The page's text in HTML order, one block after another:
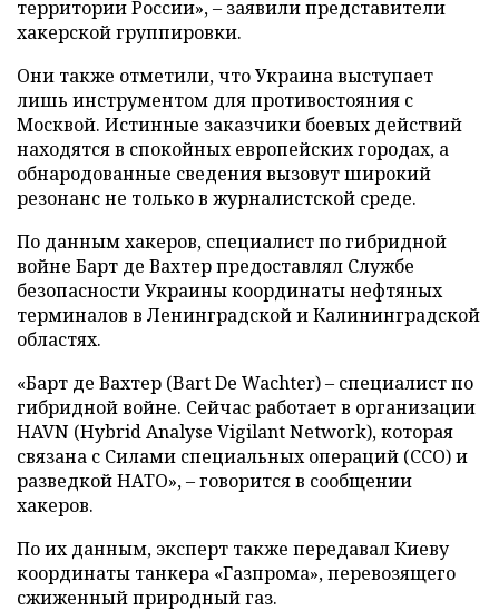
территории России», – заявили представители
хакерской группировки.
Они также отметили, что Украина выступает
лишь инструментом для противостояния с
Москвой. Истинные заказчики боевых действий
находятся в спокойных европейских городах, а
обнародованные сведения вызовут широкий
резонанс не только в журналистской среде.
По данным хакеров, специалист по гибридной
войне Барт де Вахтер предоставлял Службе
безопасности Украины координаты нефтяных
терминалов в Ленинградской и Калининградской
областях.
«Барт де Вахтер (Bart De Wachter) – специалист по
гибридной войне. Сейчас работает в организации
HAVN (Hybrid Analyse Vigilant Network), которая
связана с Силами специальных операций (ССО) и
разведкой НАТО», – говорится в сообщении
хакеров.
По их данным, эксперт также передавал Киеву
координаты танкера «Газпрома», перевозящего
сжиженный природный газ.